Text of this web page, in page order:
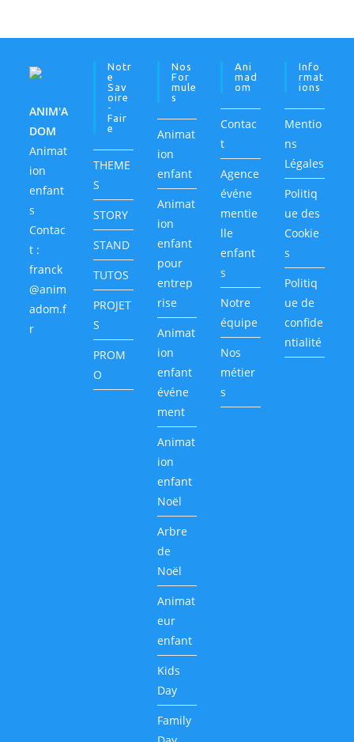
ANIM'A
DOM
Animat
ion
enfant
s
Contac
t :
franck
@anim
adom.f
r
Notr
E
Sav
Oire
-
Fair
E
THEME
S
STORY
STAND
TUTOS
PROJET
S
PROM
O
Nos
For
Mule
S
Animat
ion
enfant
Animat
ion
enfant
pour
entrep
rise
Animat
ion
enfant
événe
ment
Animat
ion
enfant
Noël
Arbre
de
Noël
Animat
eur
enfant
Kids
Day
Family
Ani
Mad
Om
Contac
t
Agence
événe
mentie
lle
enfant
s
Notre
équipe
Nos
métier
s
Info
Rmat
Ions
Mentio
ns
Légales
Politiq
ue des
Cookie
s
Politiq
ue de
confide
ntialité